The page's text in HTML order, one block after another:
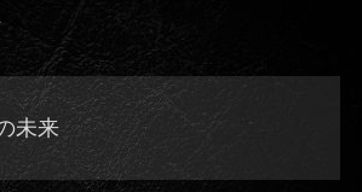
未来